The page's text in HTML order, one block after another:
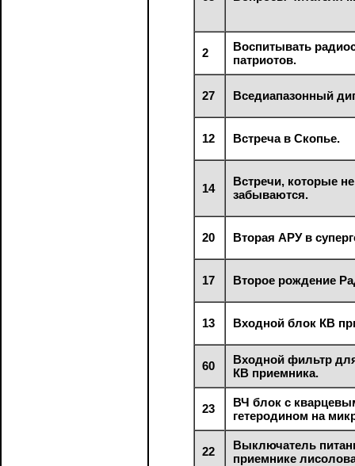
2
Воспитывать
патриотов.
27 Вседиапазонный
12 Встреча в Скопье.
14
Встречи, которые не
забываются.
20 Вторая АРУ в
17 Второе рождение
13 Входной блок КВ
60
Входной фильтр
КВ приемника.
23
ВЧ блок с
гетеродином на
22
Выключатель
приемнике